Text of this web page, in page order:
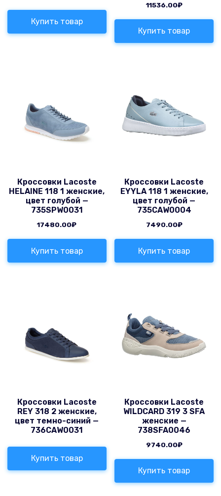
Купить товар
11536.00₽
Купить товар
Кроссовки Lacoste
HELAINE 118 1 женские,
цвет голубой —
735SPW0031
17480.00₽
Купить товар
Кроссовки Lacoste
EYYLA 118 1 женские,
цвет голубой —
735CAW0004
7490.00₽
Купить товар
Кроссовки Lacoste
REY 318 2 женские,
цвет темно-синий —
736CAW0031
Купить товар
Кроссовки Lacoste
WILDCARD 319 3 SFA
женские —
738SFA0046
9740.00₽
Купить товар